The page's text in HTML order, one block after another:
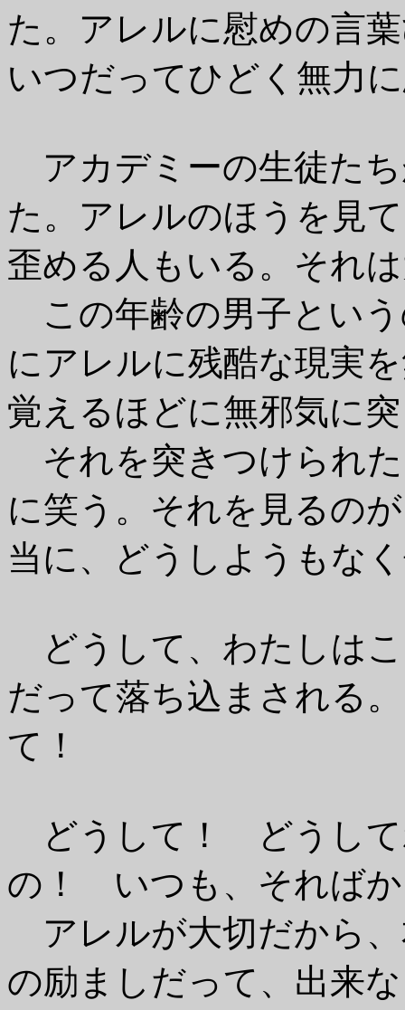
た。アレルに慰めの言
いつだってひどく無力
アカデミーの生徒た
た。アレルのほうを見
歪める人もいる。それ
この年齢の男子とい
にアレルに残酷な現実
覚えるほどに無邪気に
それを突きつけられ
に笑う。それを見るの
当に、どうしようもな
どうして、わたしは
だって落ち込まされる
て！
どうして！ どうして
の！ いつも、それば
アレルが大切だから
の励ましだって、出来